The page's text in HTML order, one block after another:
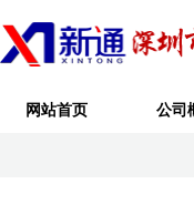
网站首页 公司